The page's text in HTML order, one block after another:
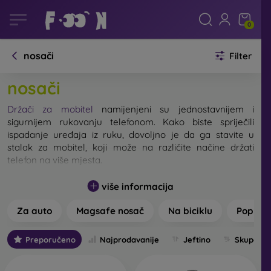
0
nosači Filter
nosači
Držači za mobitel namijenjeni su jednostavnijem i
sigurnijem rukovanju telefonom. Kako biste spriječili
ispadanje uređaja iz ruku, dovoljno je da ga stavite u
stalak za mobitel, koji može na različite načine držati
telefon na više mjesta.
uglavnom su univerzalni. Zahvaljujući
podesivim hvataljkama, možete ih prilagoditi svom
konkretnom modelu telefona. Razlikujemo nekoliko
su držači za mobitel za automobil, držači za mobitel za
bicikl ili motocikl, stolni držači za mobitel, popsocketi ili
više informacija
Za auto Magsafe nosač Na biciklu Pop
Preporučeno Najprodavanije Jeftino Skupo